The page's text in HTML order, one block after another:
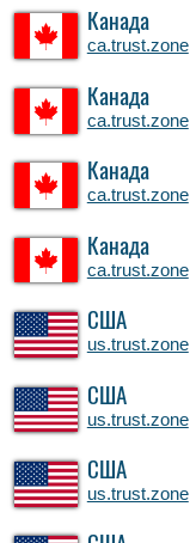
Канада
ca.trust.zone
Канада
ca.trust.zone
Канада
ca.trust.zone
Канада
ca.trust.zone
США
us.trust.zone
США
us.trust.zone
США
us.trust.zone